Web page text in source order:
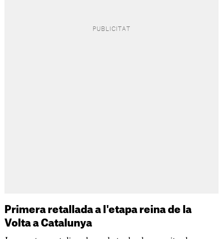
Primera retallada a l'etapa reina de la
Volta a Catalunya